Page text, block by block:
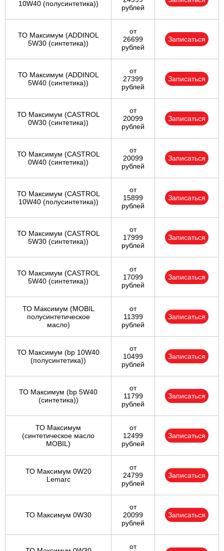
10W40 (полусинтетика))
рублей
ТО Максимум (ADDINOL
5W30 (синтетика))
от
26699
рублей
Записаться
ТО Максимум (ADDINOL
5W40 (синтетика))
от
27399
рублей
Записаться
ТО Максимум (CASTROL
0W30 (синтетика))
от
20099
рублей
Записаться
ТО Максимум (CASTROL
0W40 (синтетика))
от
20099
рублей
Записаться
ТО Максимум (CASTROL
10W40 (полусинтетика))
от
15899
рублей
Записаться
ТО Максимум (CASTROL
5W30 (синтетика))
от
17999
рублей
Записаться
ТО Максимум (CASTROL
5W40 (синтетика))
от
17099
рублей
Записаться
ТО Максимум (MOBIL
полуcинтетическое
масло)
от
11399
рублей
Записаться
ТО Максимум (bp 10W40
(полусинтетика))
от
10499
рублей
Записаться
ТО Максимум (bp 5W40
(синтетика))
от
11799
рублей
Записаться
ТО Максимум
(cинтетическое масло
MOBIL)
от
12499
рублей
Записаться
ТО Максимум 0W20
Lemarc
от
24799
рублей
Записаться
ТО Максимум 0W30
от
20099
рублей
Записаться
от